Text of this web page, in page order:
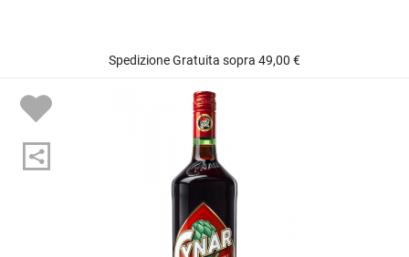
Spedizione Gratuita sopra 49,00 €